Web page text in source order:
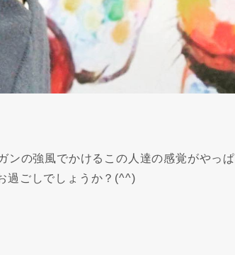
の強風でかけるこの人達の感覚がやっぱ
過ごしでしょうか？(^^)